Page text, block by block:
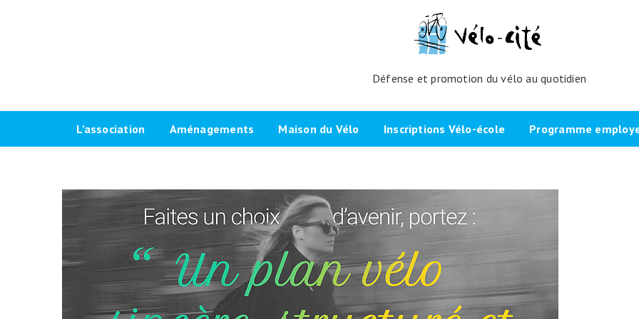
Défense et promotion du vélo au quotidien
L’association
Antennes locales
Agenda Vélo-Cité Bordeaux
Bulletin
Conseil d’administration
Aménagements
Plaidoyer 2020-2026 La démarche
Plaidoyer “La métropole à
Signer la page de soutien
Les candidat.e.s engagé.e.s
Formations aménagements
cyclables
Pour une grande vélorue
bordelaise
Maison du Vélo
Fiches techniques
Les racines du projet
Marquage Bicycode
Prêt de vélo par TBM
Inscriptions Vélo-école
Brevet Initiateur Mobilité Vélo
(IMV)
Remise en selle
Scolaires
Programme
Vélo-Cité : partenaire